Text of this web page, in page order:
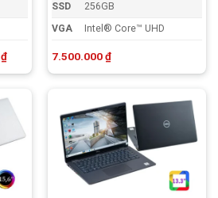
₫Giá
hiện
tại
8.990.000 ₫.
SSD
256GB
VGA
Intel® Core™ UHD
7.500.000₫